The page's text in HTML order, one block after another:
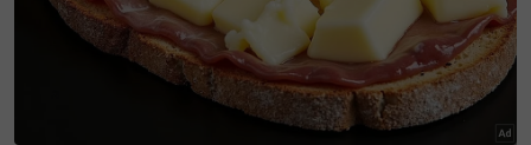
Jangan lupa dapatkan promosi istimewaMAKANAN
KUCING TOMKRAFyang kini sudah berada di 37
cawangan KK Super Mart terpilih di Shah Alam atau beli
secara online di platformShopee Karangkraf Mallsekarang